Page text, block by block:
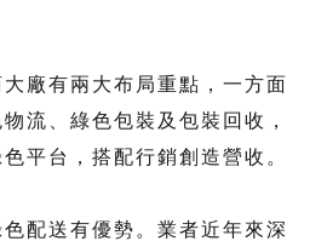
廠有兩大布局重點，一方面
流、綠色包裝及包裝回收，
平台，搭配行銷創造營收。
配送有優勢。業者近年來深